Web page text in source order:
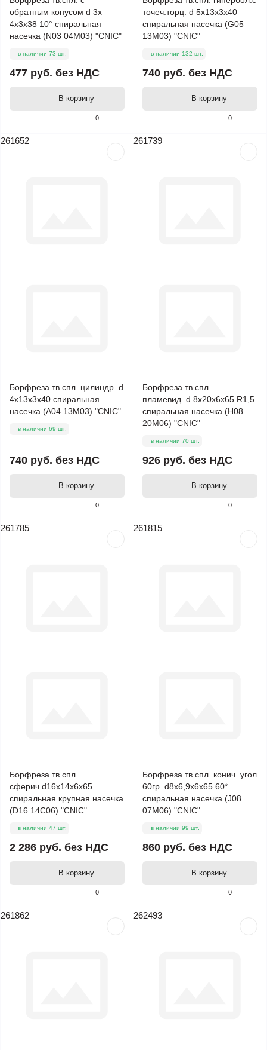
0
обратным конусом d 3х
4х3х38 10° спиральная
насечка (N03 04М03) "CNIC"
в наличии 73 шт.
477 руб. без НДС
В корзину
0
точеч.торц. d 5х13х3х40
спиральная насечка (G05
13М03) "CNIC"
в наличии 132 шт.
740 руб. без НДС
В корзину
261652
0
Борфреза тв.спл. цилиндр. d
4х13х3х40 спиральная
насечка (А04 13М03) "CNIC"
в наличии 69 шт.
740 руб. без НДС
В корзину
261739
0
Борфреза тв.спл.
пламевид..d 8х20х6х65 R1,5
спиральная насечка (H08
20М06) "CNIC"
в наличии 70 шт.
926 руб. без НДС
В корзину
261785
0
Борфреза тв.спл.
сферич.d16х14х6х65
спиральная крупная насечка
(D16 14С06) "CNIC"
в наличии 47 шт.
2 286 руб. без НДС
В корзину
261815
0
Борфреза тв.спл. конич. угол
60гр. d8х6,9х6х65 60*
спиральная насечка (J08
07М06) "CNIC"
в наличии 99 шт.
860 руб. без НДС
В корзину
261862 262493